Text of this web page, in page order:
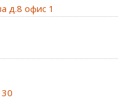
д.8 офис 1